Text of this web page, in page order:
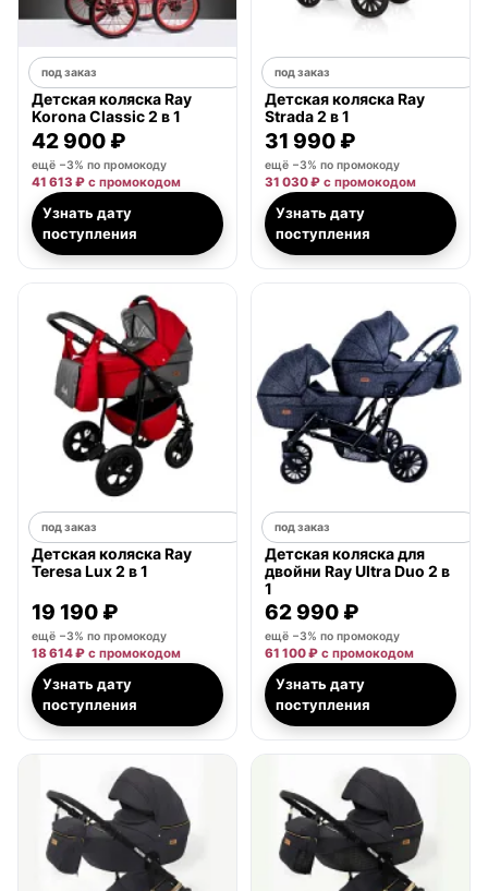
под заказ
Детская коляска Ray
Korona Classic 2 в 1
42 900 ₽
ещё −3% по промокоду
41 613 ₽ с промокодом
Узнать дату
поступления
под заказ
Детская коляска Ray
Strada 2 в 1
31 990 ₽
ещё −3% по промокоду
31 030 ₽ с промокодом
Узнать дату
поступления
под заказ
Детская коляска Ray
Teresa Lux 2 в 1
19 190 ₽
ещё −3% по промокоду
18 614 ₽ с промокодом
Узнать дату
поступления
под заказ
Детская коляска для
двойни Ray Ultra Duo 2 в
1
62 990 ₽
ещё −3% по промокоду
61 100 ₽ с промокодом
Узнать дату
поступления